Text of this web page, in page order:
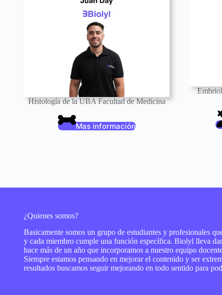
Histología de la UBA Facultad de Medicina
Mas información
¿Quienes somos?
Basicamente somos un grupo de estudiantes y profesionales
y cada miembro cumple una función específica. Biolyl lleva
hace más de un año que incorporamos a nuestro equipo
Siempre estamos pensando en mejorar el contenido y ser
resultados buscamos seguir mejorando en todo sentido para